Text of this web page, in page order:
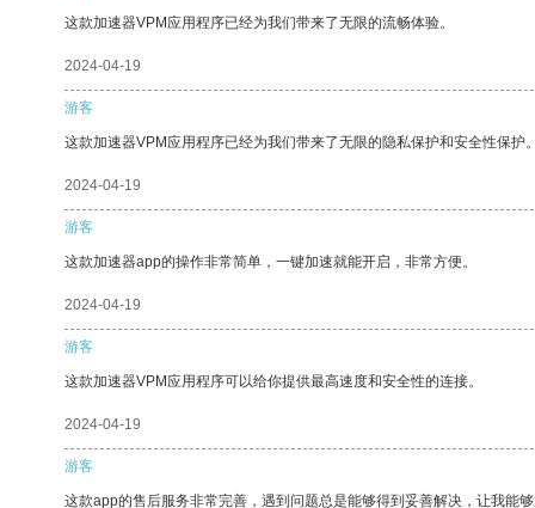
这款加速器VPM应用程序已经为我们带来了无限的流畅体验。
2024-04-19
游客
这款加速器VPM应用程序已经为我们带来了无限的隐私保护和安全性保护
2024-04-19
游客
这款加速器app的操作非常简单，一键加速就能开启，非常方便。
2024-04-19
游客
这款加速器VPM应用程序可以给你提供最高速度和安全性的连接。
2024-04-19
游客
这款app的售后服务非常完善，遇到问题总是能够得到妥善解决，让我能